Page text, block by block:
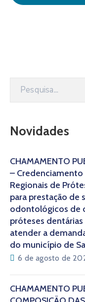
Novidades
CHAMAMENTO
–
Regionais de
para prestação de
odontológicos de
próteses
atender a
do município de
6 de agosto de
CHAMAMENTO